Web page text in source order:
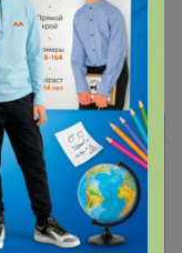
качество